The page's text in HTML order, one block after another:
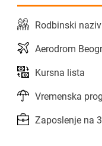
Rodbinski
Aerodrom
Kursna lista
Vremenska
Zaposlenje na